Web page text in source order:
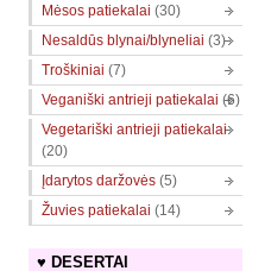
Mėsos patiekalai (30)
Nesaldūs blynai/blyneliai (3)
Troškiniai (7)
Veganiški antrieji patiekalai (6)
Vegetariški antrieji patiekalai
(20)
Įdarytos daržovės (5)
Žuvies patiekalai (14)
♥ DESERTAI